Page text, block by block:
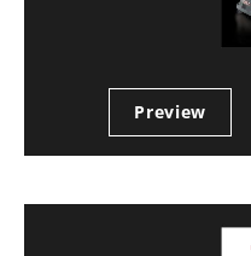
Preview